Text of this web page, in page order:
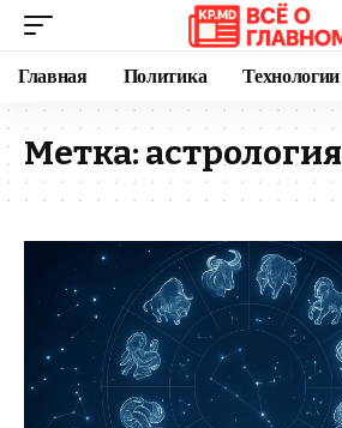
Главная Политика Технологии
Метка: астрология